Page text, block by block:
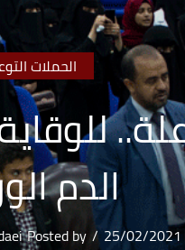
الحملات
الدم
/
Posted by